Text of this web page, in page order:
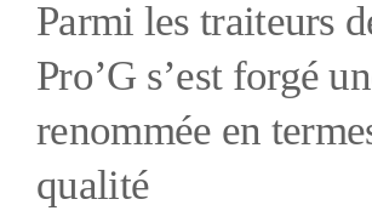
Parmi les traiteurs
Pro’G s’est forgé
renommée en
qualité